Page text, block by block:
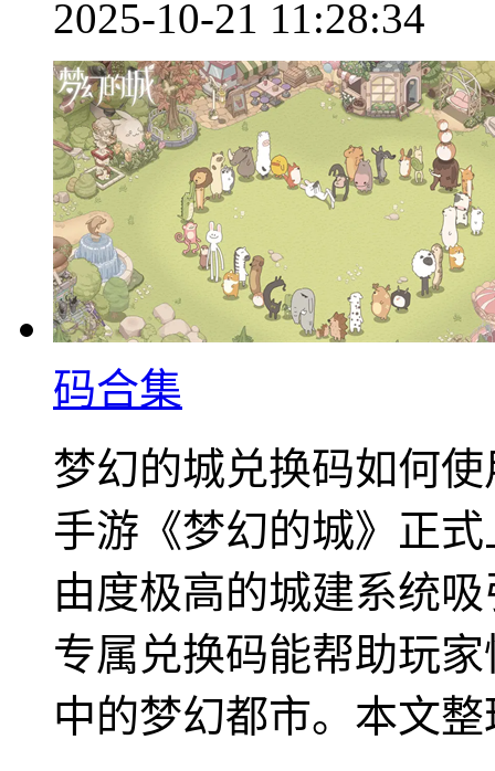
2025-10-21 11:28:34
码合集
梦幻的城兑换码如何
手游《梦幻的城》正
由度极高的城建系统
专属兑换码能帮助玩
中的梦幻都市。本文整